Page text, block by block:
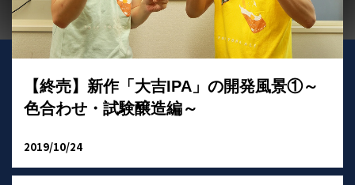
【終売】新作「大吉IPA」の開発風景①～
色合わせ・試験醸造編～
2019/10/24